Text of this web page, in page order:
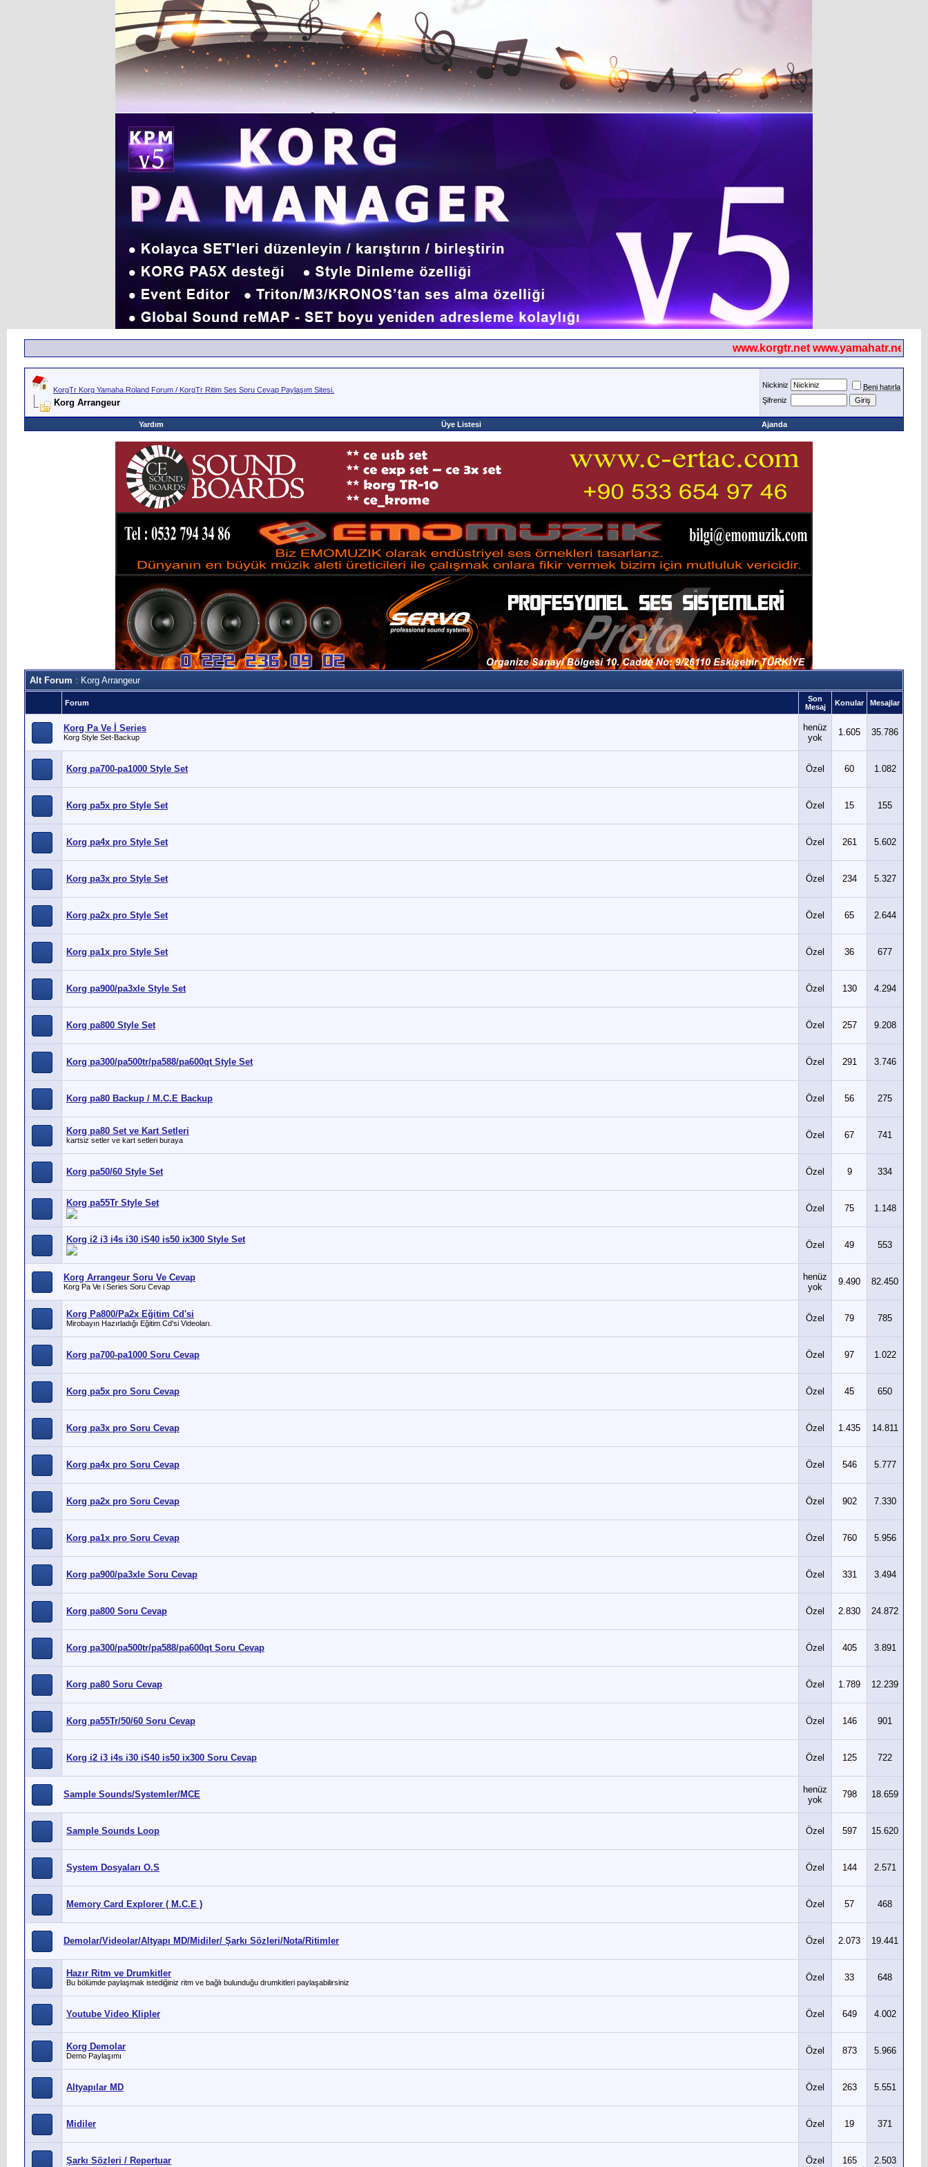
www.korgtr.net www.yamahatr.net
KorgTr Korg Yamaha Roland Forum / KorgTr Ritim Ses Soru Cevap Paylaşım Sitesi.
Korg Arrangeur
Nickiniz
Beni hatırla
Şifreniz
Yardım Üye Listesi Ajanda
Alt Forum : Korg Arrangeur
Forum
Son
Mesaj
Konular Mesajlar
Korg Pa Ve İ Series
Korg Style Set-Backup
henüz
yok
1.605 35.786
Korg pa700-pa1000 Style Set Özel 60 1.082
Korg pa5x pro Style Set Özel 15 155
Korg pa4x pro Style Set Özel 261 5.602
Korg pa3x pro Style Set Özel 234 5.327
Korg pa2x pro Style Set Özel 65 2.644
Korg pa1x pro Style Set Özel 36 677
Korg pa900/pa3xle Style Set Özel 130 4.294
Korg pa800 Style Set Özel 257 9.208
Korg pa300/pa500tr/pa588/pa600qt Style Set Özel 291 3.746
Korg pa80 Backup / M.C.E Backup Özel 56 275
Korg pa80 Set ve Kart Setleri
kartsiz setler ve kart setleri buraya Özel 67 741
Korg pa50/60 Style Set Özel 9 334
Korg pa55Tr Style Set
Özel 75 1.148
Korg i2 i3 i4s i30 iS40 is50 ix300 Style Set
Özel 49 553
Korg Arrangeur Soru Ve Cevap
Korg Pa Ve i Series Soru Cevap
henüz
yok
9.490 82.450
Korg Pa800/Pa2x Eğitim Cd'si
Mirobayın Hazırladığı Eğitim Cd'si Videoları. Özel 79 785
Korg pa700-pa1000 Soru Cevap Özel 97 1.022
Korg pa5x pro Soru Cevap Özel 45 650
Korg pa3x pro Soru Cevap Özel 1.435 14.811
Korg pa4x pro Soru Cevap Özel 546 5.777
Korg pa2x pro Soru Cevap Özel 902 7.330
Korg pa1x pro Soru Cevap Özel 760 5.956
Korg pa900/pa3xle Soru Cevap Özel 331 3.494
Korg pa800 Soru Cevap Özel 2.830 24.872
Korg pa300/pa500tr/pa588/pa600qt Soru Cevap Özel 405 3.891
Korg pa80 Soru Cevap Özel 1.789 12.239
Korg pa55Tr/50/60 Soru Cevap Özel 146 901
Korg i2 i3 i4s i30 iS40 is50 ix300 Soru Cevap Özel 125 722
Sample Sounds/Systemler/MCE
henüz
yok
798 18.659
Sample Sounds Loop Özel 597 15.620
System Dosyaları O.S Özel 144 2.571
Memory Card Explorer ( M.C.E ) Özel 57 468
Demolar/Videolar/Altyapı MD/Midiler/ Şarkı Sözleri/Nota/Ritimler Özel 2.073 19.441
Hazır Ritm ve Drumkitler
Bu bölümde paylaşmak istediğiniz ritm ve bağlı bulunduğu drumkitleri paylaşabilirsiniz Özel 33 648
Youtube Video Klipler Özel 649 4.002
Korg Demolar
Demo Paylaşımı Özel 873 5.966
Altyapılar MD Özel 263 5.551
Midiler Özel 19 371
Şarkı Sözleri / Repertuar Özel 165 2.503